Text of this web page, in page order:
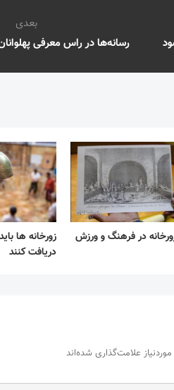
بعدی
رسانه‌ها در راس معرفی
در فرهنگ و ورزش
زورخانه ها
دریافت کنند
علامت‌گذاری شده‌اند